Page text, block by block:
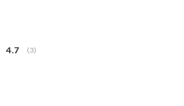
Keskimääräinen luokitus:
4.7 (äänet:
3)